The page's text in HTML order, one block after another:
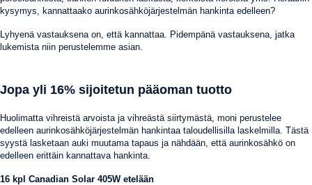
kysymys, kannattaako aurinkosähköjärjestelmän hankinta edelleen?
Lyhyenä vastauksena on, että kannattaa. Pidempänä vastauksena, jatka
lukemista niin perustelemme asian.
Jopa yli 16% sijoitetun pääoman tuotto
Huolimatta vihreistä arvoista ja vihreästä siirtymästä, moni perustelee
edelleen aurinkosähköjärjestelmän hankintaa taloudellisilla laskelmilla. Tästä
syystä lasketaan auki muutama tapaus ja nähdään, että aurinkosähkö on
edelleen erittäin kannattava hankinta.
16 kpl Canadian Solar 405W etelään